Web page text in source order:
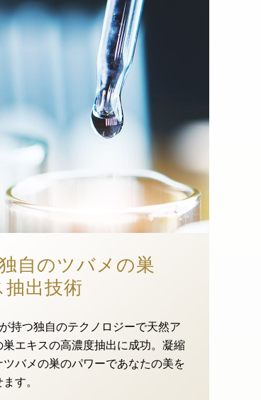
自のツバメの巣
抽出技術
持つ独自のテクノロジーで天然ア
巣エキスの高濃度抽出に成功。凝縮
ツバメの巣のパワーであなたの美を
す。